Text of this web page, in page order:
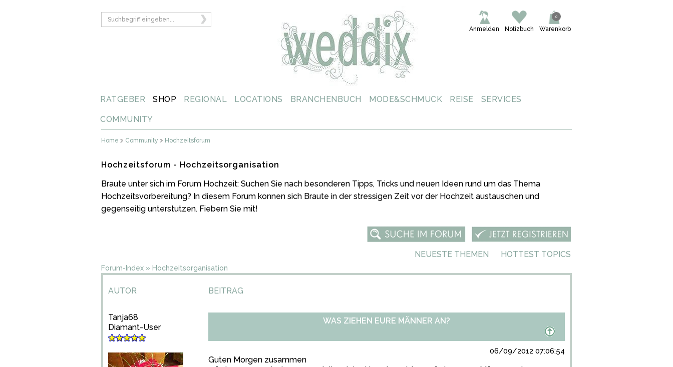
Warenkorb
0
Notizbuch
Anmelden
RATGEBER SHOP REGIONAL LOCATIONS BRANCHENBUCH MODE&SCHMUCK REISE SERVICES
COMMUNITY
Home Community Hochzeitsforum
Hochzeitsforum - Hochzeitsorganisation
Braute unter sich im Forum Hochzeit: Suchen Sie nach besonderen Tipps, Tricks und neuen Ideen rund um das Thema
Hochzeitsvorbereitung? In diesem Forum konnen sich Braute in der stressigen Zeit vor der Hochzeit austauschen und
gegenseitig unterstutzen. Fiebern Sie mit!
NEUESTE THEMEN HOTTEST TOPICS
Forum-Index » Hochzeitsorganisation
AUTOR BEITRAG
Tanja68
Diamant-User
WAS ZIEHEN EURE MÄNNER AN?
06/09/2012 07:06:54
Guten Morgen zusammen